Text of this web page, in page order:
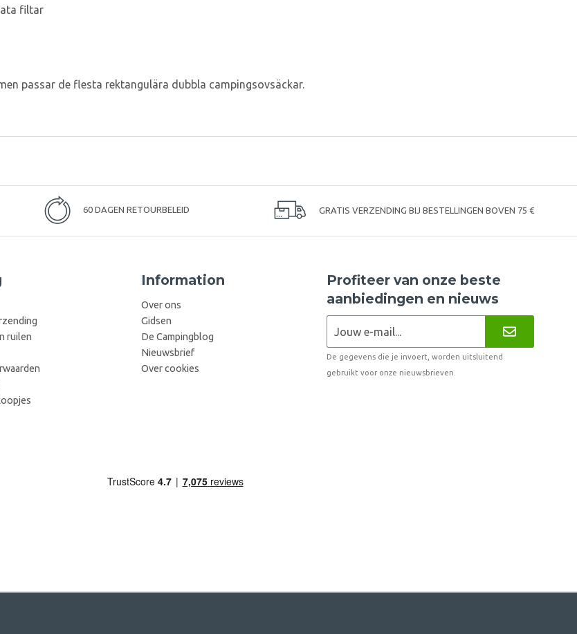
filtar
passar de flesta rektangulära dubbla campingsovsäckar.
60 DAGEN RETOURBELEID GRATIS VERZENDING BIJ BESTELLINGEN BOVEN 75 €
ruilen
Information
Over ons
Gidsen
De Campingblog
Nieuwsbrief
Over cookies
Profiteer van onze beste
aanbiedingen en nieuws
De gegevens die je invoert, worden uitsluitend
gebruikt voor onze nieuwsbrieven.